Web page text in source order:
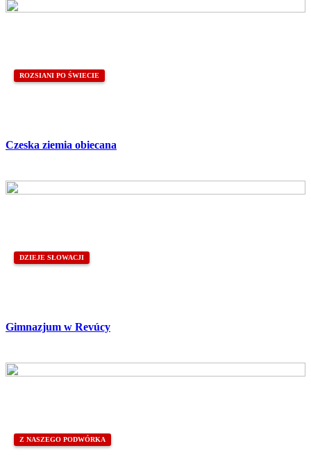
ROZSIANI PO ŚWIECIE
Czeska ziemia obiecana
DZIEJE SŁOWACJI
Gimnazjum w Revúcy
Z NASZEGO PODWÓRKA